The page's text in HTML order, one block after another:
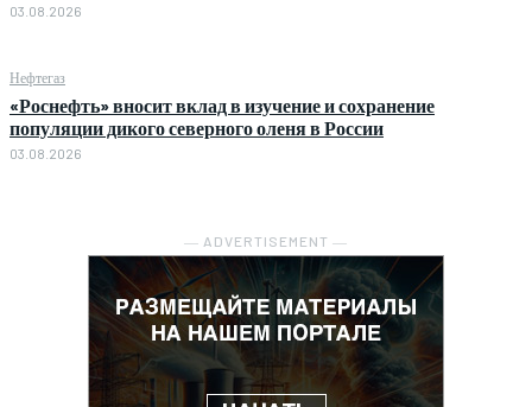
03.08.2026
Нефтегаз
«Роснефть» вносит вклад в изучение и сохранение
популяции дикого северного оленя в России
03.08.2026
― ADVERTISEMENT ―